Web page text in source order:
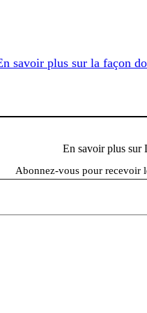
savoir plus sur la façon
En savoir plus sur
Abonnez-vous pour recevoir